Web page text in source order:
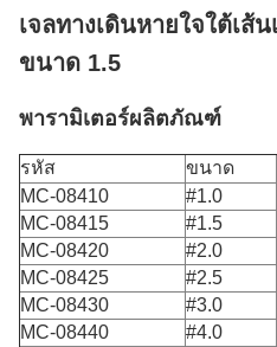
เจลทางเดินหายใจใต้เส้
ขนาด 1.5
พารามิเตอร์ผลิตภัณฑ์
รหัส ขนาด
MC-08410
#1.0
MC-08415
#1.5
MC-08420
#2.0
MC-08425
#2.5
MC-08430
#3.0
MC-08440
#4.0